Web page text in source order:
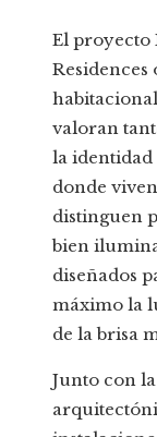
El proyecto
valoran
la
donde
distinguen
bien
diseñados
máximo la
de la brisa
Junto con